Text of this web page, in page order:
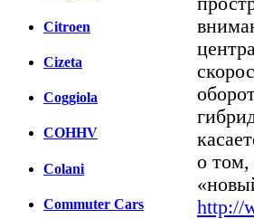
Citroen
Cizeta
Coggiola
COHHV
Colani
Commuter Cars
о том,
http://